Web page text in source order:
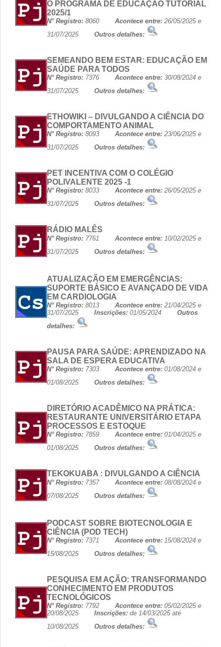
O PROGRAMA DE EDUCAÇÃO TUTORIAL
2025/1
N° Registro: 8060 Acontece entre: 26/05/2025 e
31/07/2025 Outros detalhes:
SEMEANDO BEM ESTAR: EDUCAÇÃO EM
SAÚDE PARA TODOS
N° Registro: 7376 Acontece entre: 30/08/2024 e
31/07/2025 Outros detalhes:
ETHOWIKI – DIVULGANDO A CIÊNCIA DO
COMPORTAMENTO ANIMAL
N° Registro: 8093 Acontece entre: 23/06/2025 e
31/07/2025 Outros detalhes:
PET INCENTIVA COM O COLÉGIO
POLIVALENTE 2025 -1
N° Registro: 8033 Acontece entre: 26/05/2025 e
31/07/2025 Outros detalhes:
RÁDIO MALÊS
N° Registro: 7761 Acontece entre: 10/02/2025 e
31/07/2025 Outros detalhes:
ATUALIZAÇÃO EM EMERGÊNCIAS:
SUPORTE BÁSICO E AVANÇADO DE VIDA
EM CARDIOLOGIA
N° Registro: 8013 Acontece entre: 21/04/2025 e
31/07/2025 Inscrições: 01/05/2024 Outros
detalhes:
PAUSA PARA SAÚDE: APRENDIZADO NA
SALA DE ESPERA EDUCATIVA
N° Registro: 7303 Acontece entre: 01/08/2024 e
01/08/2025 Outros detalhes:
DIRETÓRIO ACADÊMICO NA PRÁTICA:
RESTAURANTE UNIVERSITÁRIO ETAPA
PROCESSOS E ESTOQUE
N° Registro: 7859 Acontece entre: 01/04/2025 e
01/08/2025 Outros detalhes:
TEKOKUABA : DIVULGANDO A CIÊNCIA
N° Registro: 7357 Acontece entre: 08/08/2024 e
07/08/2025 Outros detalhes:
PODCAST SOBRE BIOTECNOLOGIA E
CIÊNCIA (POD TECH)
N° Registro: 7371 Acontece entre: 15/08/2024 e
15/08/2025 Outros detalhes:
PESQUISA EM AÇÃO: TRANSFORMANDO
CONHECIMENTO EM PRODUTOS
TECNOLÓGICOS
N° Registro: 7792 Acontece entre: 05/02/2025 e
20/08/2025 Inscrições: de 14/03/2025 até
10/08/2025 Outros detalhes: